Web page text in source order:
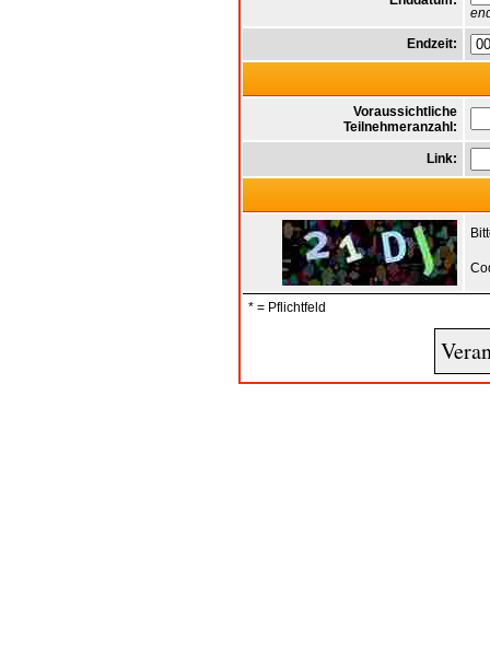
Endzeit:
Voraussichtliche
Teilnehmeranzahl:
Link:
* = Pflichtfeld